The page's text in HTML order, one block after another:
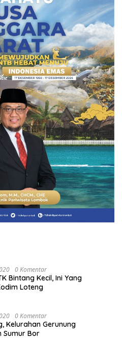
0 Komentar
Bintang Kecil, Ini Yang
Loteng
0 Komentar
Kelurahan Gerunung
Sumur Bor